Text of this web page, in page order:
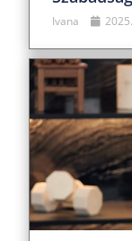
Ivana